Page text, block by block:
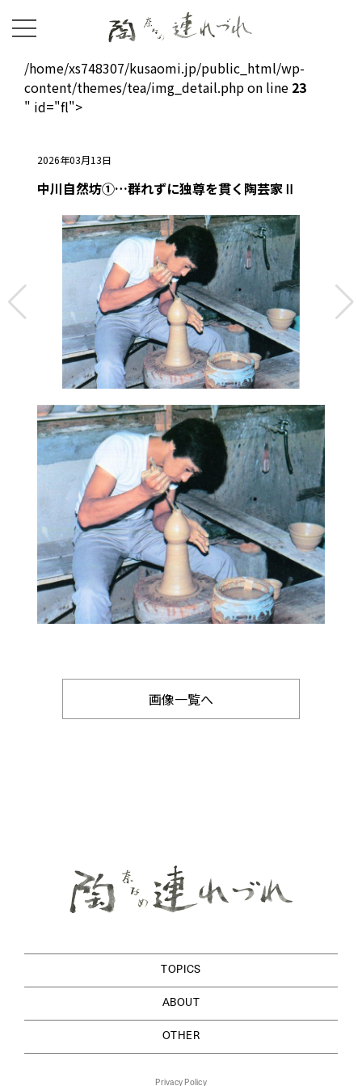
/home/xs748307/kusaomi.jp/public_html/wp-
content/themes/tea/img_detail.php on line 23
" id="fl">
2026年03月13日
中川自然坊①…群れずに独尊を貫く陶芸家Ⅱ
画像一覧へ
TOPICS
ABOUT
OTHER
Privacy Policy